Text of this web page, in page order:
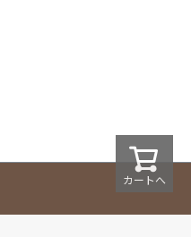
カートへ